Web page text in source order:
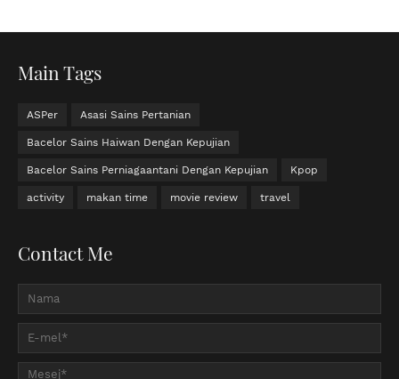
Main Tags
ASPer Asasi Sains Pertanian
Bacelor Sains Haiwan Dengan Kepujian
Bacelor Sains Perniagaantani Dengan Kepujian Kpop
activity makan time movie review travel
Contact Me